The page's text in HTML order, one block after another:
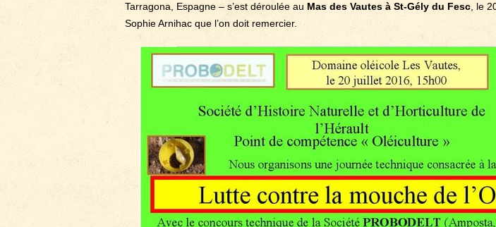
Tarragona, Espagne – s’est déroulée au Mas des Vautes à St-Gély du Fesc , le
Sophie Arnihac que l’on doit remercier.